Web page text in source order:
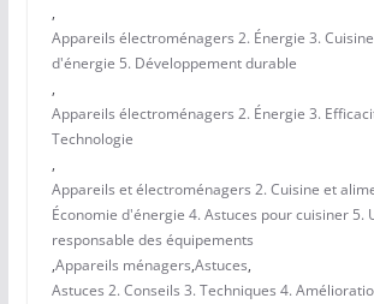
,
Appareils électroménagers 2. Énergie 3.
d'énergie 5. Développement durable
,
Appareils électroménagers 2. Énergie 3.
Technologie
,
Appareils et électroménagers 2. Cuisine et
Économie d'énergie 4. Astuces pour cuisiner 5.
responsable des équipements
,Appareils ménagers,Astuces,
Astuces 2. Conseils 3. Techniques 4.